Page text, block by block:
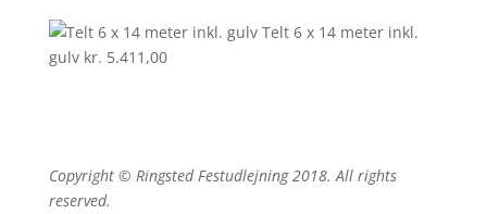
Telt 6 x 14 meter inkl.
gulv kr. 5.411,00
Copyright © Ringsted Festudlejning 2018. All rights
reserved.